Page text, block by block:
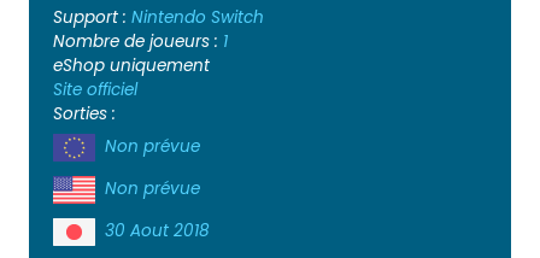
Support : Nintendo Switch
Nombre de joueurs : 1
eShop uniquement
Site officiel
Sorties :
Non prévue
Non prévue
30 Aout 2018